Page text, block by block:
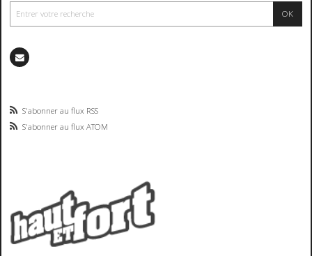
S'abonner au flux RSS
S'abonner au flux ATOM